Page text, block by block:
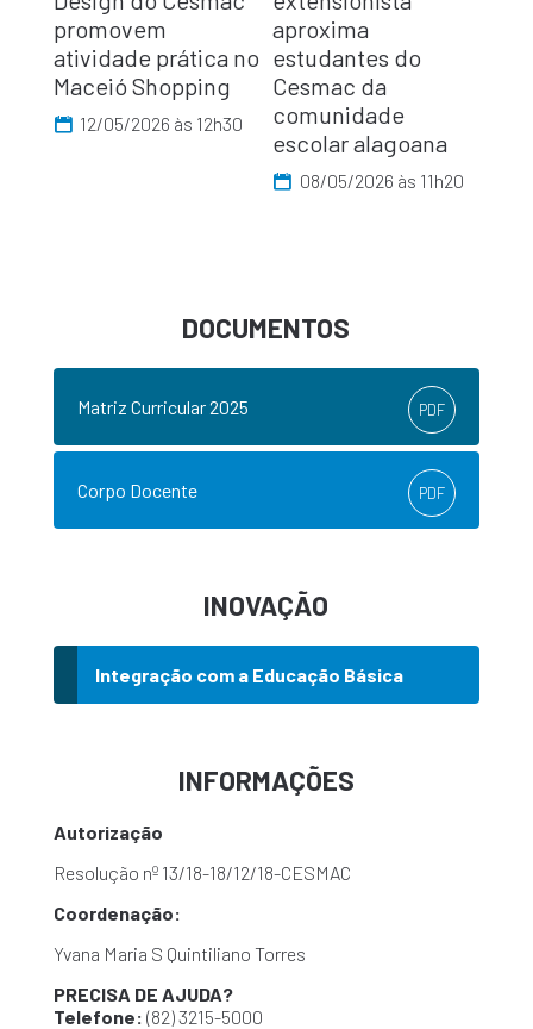
promovem
atividade prática no
Maceió Shopping
12/05/2026 às 12h30
aproxima
estudantes do
Cesmac da
comunidade
escolar alagoana
08/05/2026 às 11h20
DOCUMENTOS
Matriz Curricular 2025 PDF
Corpo Docente PDF
INOVAÇÃO
Integração com a Educação Básica
INFORMAÇÕES
Autorização
Resolução nº 13/18-18/12/18-CESMAC
Coordenação:
Yvana Maria S Quintiliano Torres
PRECISA DE AJUDA?
Telefone: (82) 3215-5000